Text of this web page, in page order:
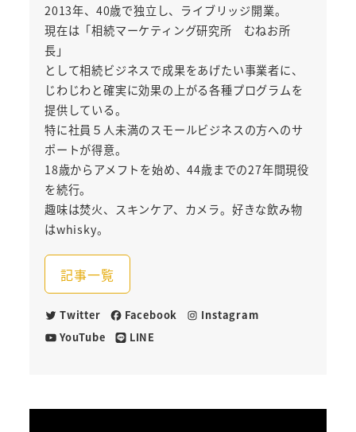
2013年、40歳で独立し、ライブリッジ開業。
現在は「相続マーケティング研究所 むねお所
長」
として相続ビジネスで成果をあげたい事業者に、
じわじわと確実に効果の上がる各種プログラムを
提供している。
特に社員５人未満のスモールビジネスの方へのサ
ポートが得意。
18歳からアメフトを始め、44歳までの27年間現役
を続行。
趣味は焚火、スキンケア、カメラ。好きな飲み物
はwhisky。
記事一覧
Twitter Facebook
Instagram
YouTube
LINE